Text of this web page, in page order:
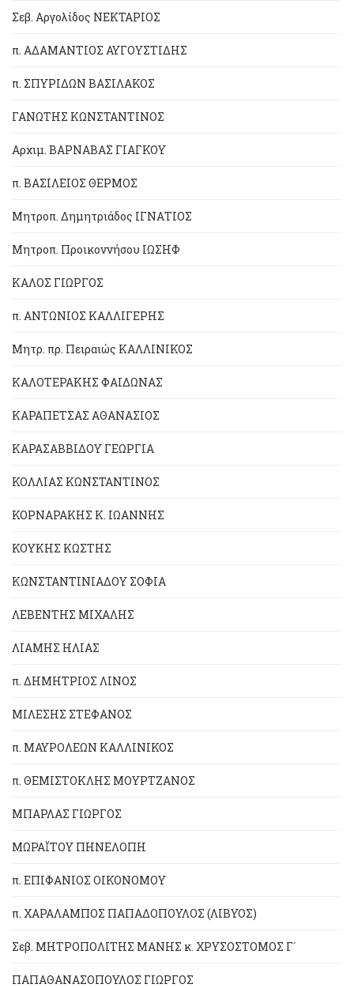
Σεβ. Αργολίδος ΝΕΚΤΑΡΙΟΣ
π. ΑΔΑΜΑΝΤΙΟΣ ΑΥΓΟΥΣΤΙΔΗΣ
π. ΣΠΥΡΙΔΩΝ ΒΑΣΙΛΑΚΟΣ
ΓΑΝΩΤΗΣ ΚΩΝΣΤΑΝΤΙΝΟΣ
Αρχιμ. ΒΑΡΝΑΒΑΣ ΓΙΑΓΚΟΥ
π. ΒΑΣΙΛΕΙΟΣ ΘΕΡΜΟΣ
Μητροπ. Δημητριάδος ΙΓΝΑΤΙΟΣ
Μητροπ. Προικοννήσου ΙΩΣΗΦ
ΚΑΛΟΣ ΓΙΩΡΓΟΣ
π. ΑΝΤΩΝΙΟΣ ΚΑΛΛΙΓΕΡΗΣ
Μητρ. πρ. Πειραιώς ΚΑΛΛΙΝΙΚΟΣ
ΚΑΛΟΤΕΡΑΚΗΣ ΦΑΙΔΩΝΑΣ
ΚΑΡΑΠΕΤΣΑΣ ΑΘΑΝΑΣΙΟΣ
ΚΑΡΑΣΑΒΒΙΔΟΥ ΓΕΩΡΓΙΑ
ΚΟΛΛΙΑΣ ΚΩΝΣΤΑΝΤΙΝΟΣ
ΚΟΡΝΑΡΑΚΗΣ Κ. ΙΩΑΝΝΗΣ
ΚΟΥΚΗΣ ΚΩΣΤΗΣ
ΚΩΝΣΤΑΝΤΙΝΙΑΔΟΥ ΣΟΦΙΑ
ΛΕΒΕΝΤΗΣ ΜΙΧΑΛΗΣ
ΛΙΑΜΗΣ ΗΛΙΑΣ
π. ΔΗΜΗΤΡΙΟΣ ΛΙΝΟΣ
ΜΙΛΕΣΗΣ ΣΤΕΦΑΝΟΣ
π. ΜΑΥΡΟΛΕΩΝ ΚΑΛΛΙΝΙΚΟΣ
π. ΘΕΜΙΣΤΟΚΛΗΣ ΜΟΥΡΤΖΑΝΟΣ
ΜΠΑΡΛΑΣ ΓΙΩΡΓΟΣ
ΜΩΡΑΪΤΟΥ ΠΗΝΕΛΟΠΗ
π. ΕΠΙΦΑΝΙΟΣ ΟΙΚΟΝΟΜΟΥ
π. ΧΑΡΑΛΑΜΠΟΣ ΠΑΠΑΔΟΠΟΥΛΟΣ (ΛΙΒΥΟΣ)
Σεβ. ΜΗΤΡΟΠΟΛΙΤΗΣ ΜΑΝΗΣ κ. ΧΡΥΣΟΣΤΟΜΟΣ Γ´
ΠΑΠΑΘΑΝΑΣΟΠΟΥΛΟΣ ΓΙΩΡΓΟΣ